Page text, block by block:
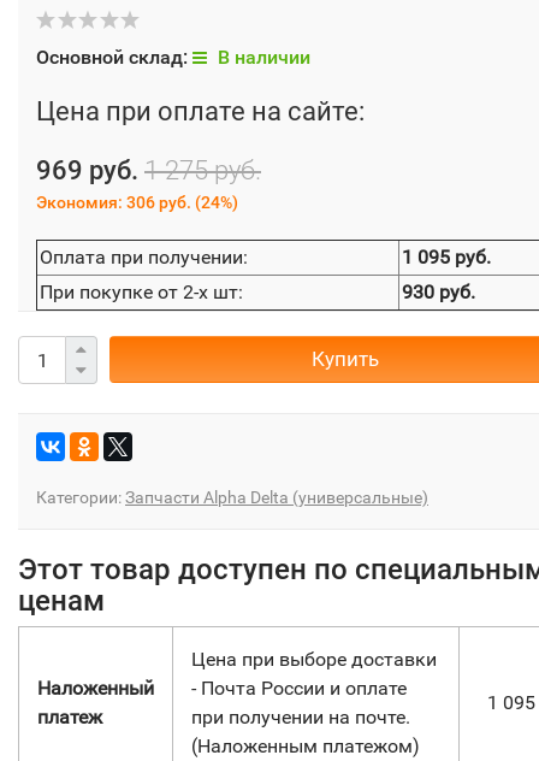
Основной склад: В наличии
Цена при оплате на сайте:
969 руб. 1 275 руб.
Экономия: 306 руб. (24%)
Оплата при получении:
1 095 руб.
При покупке от 2-х шт:
930 руб.
Купить
Категории:Запчасти Alpha Delta (универсальные)
Этот товар доступен по
ценам
Наложенный
платеж
Цена при выборе доставки
- Почта России и оплате
при получении на почте.
(Наложенным платежом)
1 095